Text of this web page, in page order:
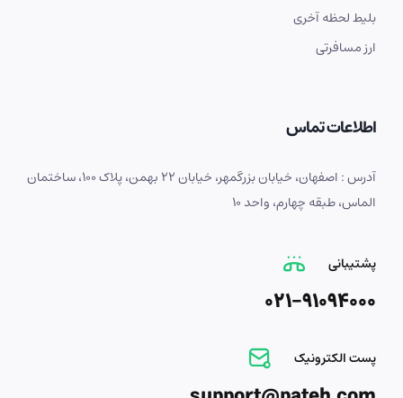
بلیط لحظه آخری
ارز مسافرتی
اطلاعات تماس
آدرس : اصفهان، خیابان بزرگمهر، خیابان 22 بهمن، پلاک 100، ساختمان
الماس، طبقه چهارم، واحد 10
پشتیبانی
021-91094000
پست الکترونیک